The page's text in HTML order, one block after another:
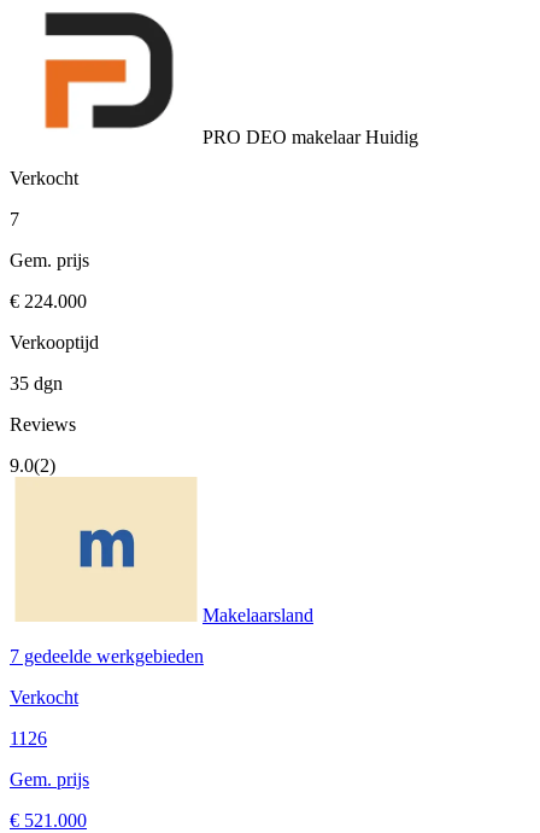
PRO DEO makelaarHuidig
Verkocht
7
Gem. prijs
€ 224.000
Verkooptijd
35 dgn
Reviews
9.0(2)
Makelaarsland
7 gedeelde werkgebieden
Verkocht
1126
Gem. prijs
€ 521.000